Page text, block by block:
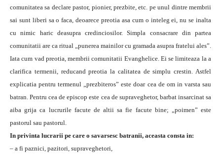
comunitatea sa declare pastor, pionier, prezbite, etc. pe unul dintre membrii
sai sunt liberi sa o faca, deoarece preotia asa cum o inteleg ei, nu se inalta
cu nimic haric deasupra credinciosilor. Simpla consacrare din partea
comunitatii are ca ritual „punerea mainilor cu gramada asupra fratelui ales”.
Iata cum vad preotia, membrii comunitatii Evanghelice. Ei se limiteaza la a
clarifica termenii, reducand preotia la calitatea de simplu crestin. Astfel
explicatia pentru termenul „prezbiteros” este doar cea de om in varsta sau
batran. Pentru cea de episcop este cea de supraveghetor, barbat insarcinat sa
aiba grija ca lucrurile facute de altii sa fie facute bine; „poimen” este
pastorul sau pastorul.
In privinta lucrarii pe care o savarsesc batranii, aceasta consta in:
– a fi paznici, pazitori, supraveghetori,